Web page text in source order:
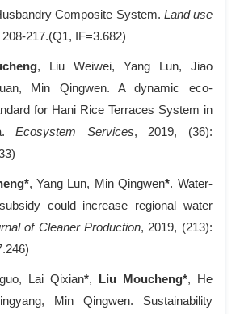
Composite System. Land use
217.(Q1, IF=3.682)
, Liu Weiwei, Yang Lun, Jiao
Min Qingwen. A dynamic eco-
for Hani Rice Terraces System in
Ecosystem Services, 2019, (36):
, Yang Lun, Min Qingwen*. Water-
could increase regional water
of Cleaner Production, 2019, (213):
Lai Qixian*, Liu Moucheng*, He
Min Qingwen. Sustainability